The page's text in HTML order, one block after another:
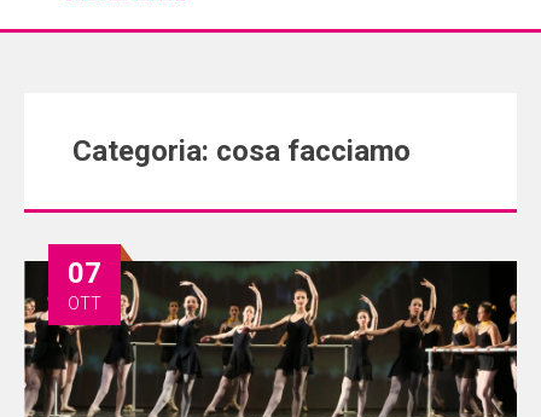
Categoria: cosa facciamo
07
OTT